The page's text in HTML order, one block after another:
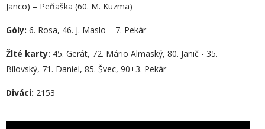
Janco) – Peňaška (60. M. Kuzma)
Góly: 6. Rosa, 46. J. Maslo – 7. Pekár
Žlté karty: 45. Gerát, 72. Mário Almaský, 80. Janič - 35.
Bílovský, 71. Daniel, 85. Švec, 90+3. Pekár
Diváci: 2153